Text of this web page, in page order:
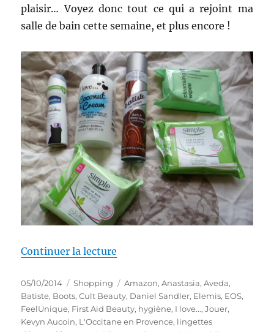
d’alun
plaisir… Voyez donc tout ce qui a rejoint ma
salle de bain cette semaine, et plus encore !
Continuer la lecture
Publié
le
05/10/2014 Catégories
Shopping Étiquettes
Amazon,Anastasia,Aveda,
Batiste, Boots,Cult Beauty, Daniel Sandler, Elemis, EOS,
FeelUnique, First Aid Beauty, hygiène, I love...,Jouer,
Kevyn Aucoin, L'Occitane en Provence, lingettes